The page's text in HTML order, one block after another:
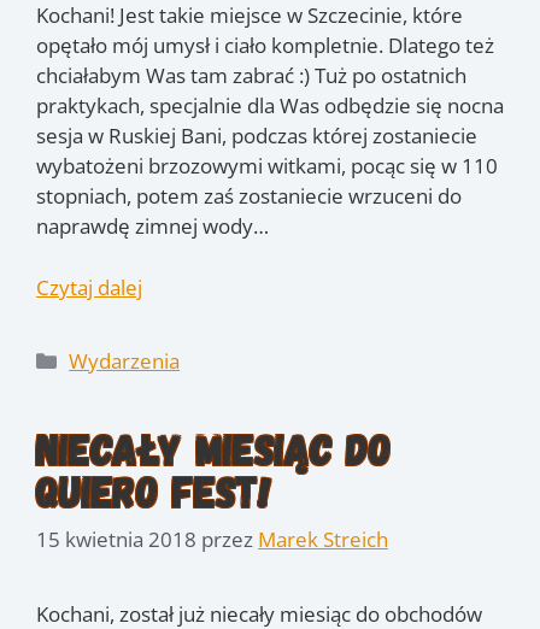
Kochani! Jest takie miejsce w Szczecinie, które
opętało mój umysł i ciało kompletnie. Dlatego też
chciałabym Was tam zabrać :) Tuż po ostatnich
praktykach, specjalnie dla Was odbędzie się nocna
sesja w Ruskiej Bani, podczas której zostaniecie
wybatożeni brzozowymi witkami, pocąc się w 110
stopniach, potem zaś zostaniecie wrzuceni do
naprawdę zimnej wody…
Czytaj dalej
Kategorie
Wydarzenia
Niecały miesiąc do
Quiero Fest!
15 kwietnia 2018 przez Marek Streich
Kochani, został już niecały miesiąc do obchodów